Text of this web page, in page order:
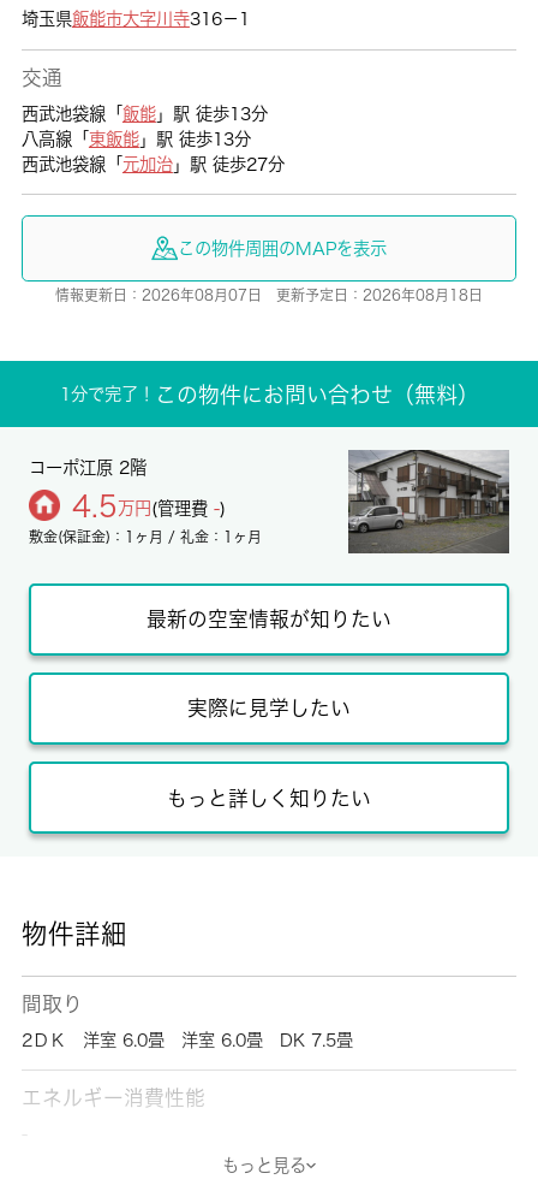
埼玉県飯能市大字川寺316－1
交通
西武池袋線「 飯能」駅 徒歩13分
八高線「 東飯能」駅 徒歩13分
西武池袋線「 元加治」駅 徒歩27分
この物件周囲のMAPを表示
情報更新日：2026年08月07日 更新予定日：2026年08月18日
1分で完了！ この物件にお問い合わせ（無料）
コーポ江原 2階
4.5 万円 (管理費 -)
敷金(保証金)：1ヶ月 / 礼金：1ヶ月
最新の空室情報が知りたい
実際に見学したい
もっと詳しく知りたい
物件詳細
間取り
2ＤＫ 洋室 6.0畳 洋室 6.0畳 DK 7.5畳
エネルギー消費性能
-
もっと見る